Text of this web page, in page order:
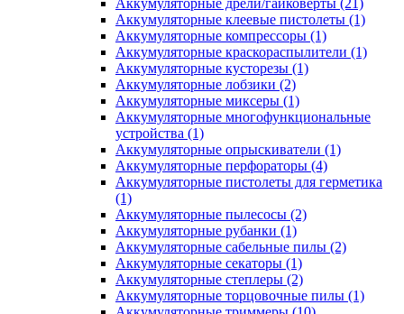
Аккумуляторные дрели/гайковерты (21)
Аккумуляторные клеевые пистолеты (1)
Аккумуляторные компрессоры (1)
Аккумуляторные краскораспылители (1)
Аккумуляторные кусторезы (1)
Аккумуляторные лобзики (2)
Аккумуляторные миксеры (1)
Аккумуляторные многофункциональные
устройства (1)
Аккумуляторные опрыскиватели (1)
Аккумуляторные перфораторы (4)
Аккумуляторные пистолеты для герметика
(1)
Аккумуляторные пылесосы (2)
Аккумуляторные рубанки (1)
Аккумуляторные сабельные пилы (2)
Аккумуляторные секаторы (1)
Аккумуляторные степлеры (2)
Аккумуляторные торцовочные пилы (1)